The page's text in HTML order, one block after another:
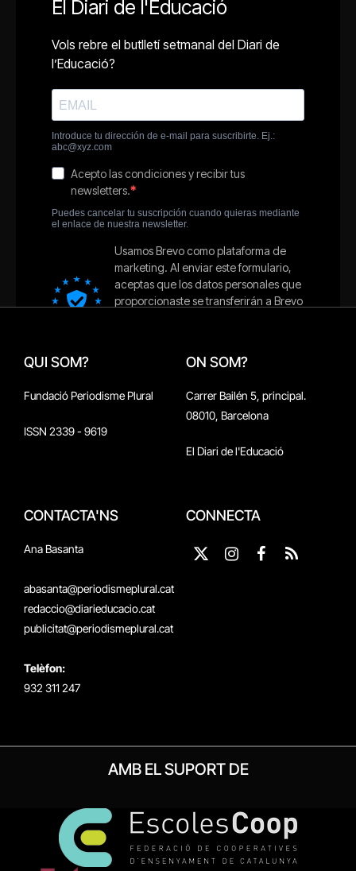
QUI SOM?
Fundació Periodisme Plural
ISSN 2339 - 9619
ON SOM?
Carrer Bailén 5, principal.
08010, Barcelona
El Diari de l'Educació
CONTACTA'NS
Ana Basanta
abasanta@periodismeplural.cat
redaccio@diarieducacio.cat
publicitat@periodismeplural.cat
Telèfon:
932 311 247
CONNECTA
X
Instagram
Facebook
RSS
AMB EL SUPORT DE